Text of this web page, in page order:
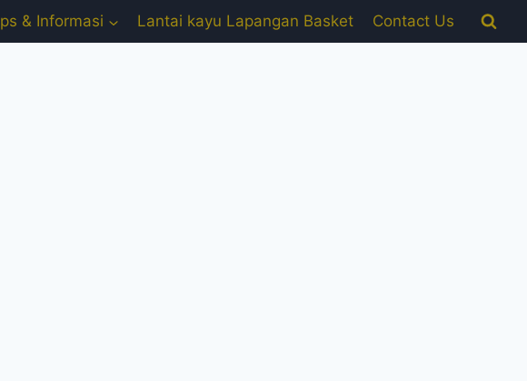
& Informasi Lantai kayu Lapangan Basket Contact Us